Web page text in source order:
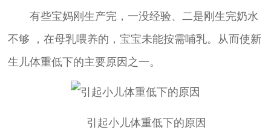
有些宝妈刚生产完，一没经验、二是刚生完奶水
不够 ，在母乳喂养的，宝宝未能按需哺乳。从而使新
生儿体重低下的主要原因之一。
引起小儿体重低下的原因